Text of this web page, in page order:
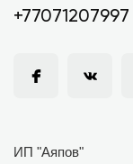
+77071207997
ИП "Аяпов"